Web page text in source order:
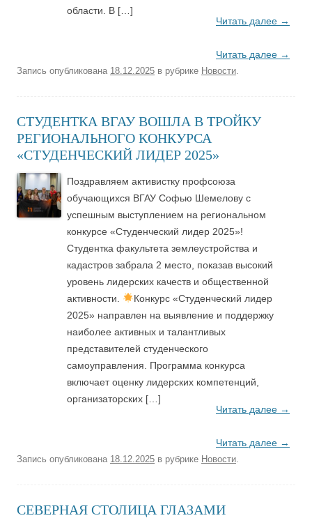
области. В […]
Читать далее →
Читать далее →
Запись опубликована 18.12.2025 в рубрике Новости.
СТУДЕНТКА ВГАУ ВОШЛА В ТРОЙКУ
РЕГИОНАЛЬНОГО КОНКУРСА
«СТУДЕНЧЕСКИЙ ЛИДЕР 2025»
Поздравляем активистку профсоюза
обучающихся ВГАУ Софью Шемелову с
успешным выступлением на региональном
конкурсе «Студенческий лидер 2025»!
Студентка факультета землеустройства и
кадастров забрала 2 место, показав высокий
уровень лидерских качеств и общественной
активности.
Конкурс «Студенческий лидер
2025» направлен на выявление и поддержку
наиболее активных и талантливых
представителей студенческого
самоуправления. Программа конкурса
включает оценку лидерских компетенций,
организаторских […]
Читать далее →
Читать далее →
Запись опубликована 18.12.2025 в рубрике Новости.
СЕВЕРНАЯ СТОЛИЦА ГЛАЗАМИ